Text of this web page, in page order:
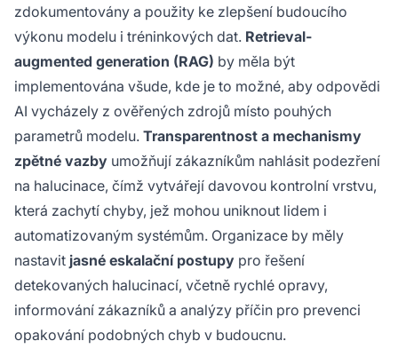
zdokumentovány a použity ke zlepšení budoucího
výkonu modelu i tréninkových dat. Retrieval-
augmented generation (RAG) by měla být
implementována všude, kde je to možné, aby odpovědi
AI vycházely z ověřených zdrojů místo pouhých
parametrů modelu. Transparentnost a mechanismy
zpětné vazby umožňují zákazníkům nahlásit podezření
na halucinace, čímž vytvářejí davovou kontrolní vrstvu,
která zachytí chyby, jež mohou uniknout lidem i
automatizovaným systémům. Organizace by měly
nastavit jasné eskalační postupy pro řešení
detekovaných halucinací, včetně rychlé opravy,
informování zákazníků a analýzy příčin pro prevenci
opakování podobných chyb v budoucnu.